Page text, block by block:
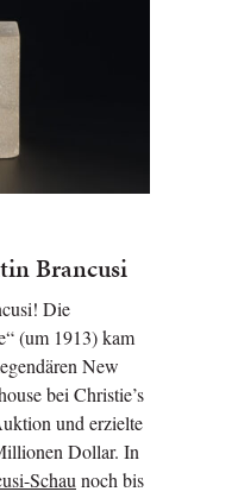
Brancusi
Die
(um 1913) kam
New
bei Christie’s
und erzielte
Dollar. In
Schau noch bis